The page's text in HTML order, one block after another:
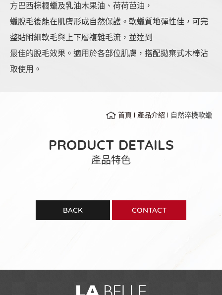
方巴西棕櫚蠟及乳油木果油、荷荷芭油，
蠟脫毛後能在肌膚形成自然保護。軟蠟質地彈性佳，可完
整貼附細軟毛與上下層複雜毛流，並達到
最佳的脫毛效果。適用於各部位肌膚，搭配拋棄式木棒沾
取使用。
首頁 產品介紹 自然淬機軟蠟
PRODUCT DETAILS
產品特色
BACK CONTACT